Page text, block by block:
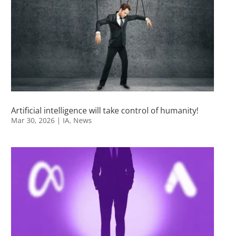
Artificial intelligence will take control of humanity!
Mar 30, 2026 | IA, News